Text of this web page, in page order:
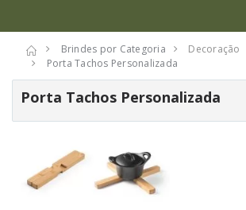
Brindes por Categoria
Decoração
Porta Tachos Personalizada
Porta Tachos Personalizada